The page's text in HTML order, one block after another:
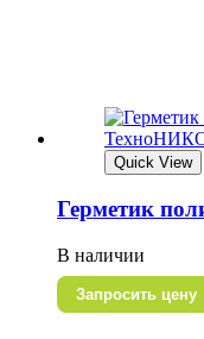
Quick View
Герметик
В наличии
Запросить цену